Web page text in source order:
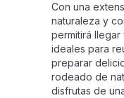
Con una
naturaleza y
permitirá llegar
ideales para
preparar
rodeado de
disfrutas de